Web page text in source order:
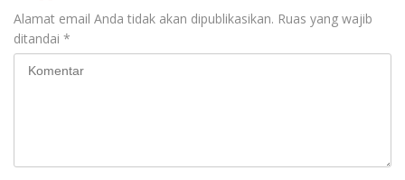
Alamat email Anda tidak akan dipublikasikan. Ruas yang wajib
ditandai *